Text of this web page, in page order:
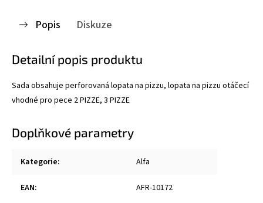
Popis Diskuze
Detailní popis produktu
Sada obsahuje perforovaná lopata na pizzu, lopata na pizzu otáčecí
vhodné pro pece 2 PIZZE, 3 PIZZE
Doplňkové parametry
Kategorie: Alfa
EAN: AFR-10172